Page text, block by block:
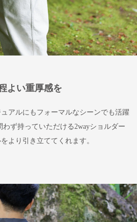
よい重厚感を
アルにもフォーマルなシーンでも活躍
ず持っていただける2wayショルダー
より引き立ててくれます。